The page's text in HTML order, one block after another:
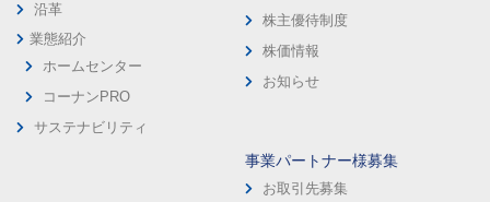
沿革
業態紹介
ホームセンター
コーナンPRO
サステナビリティ
株主優待制度
株価情報
お知らせ
事業パートナー様募集
お取引先募集